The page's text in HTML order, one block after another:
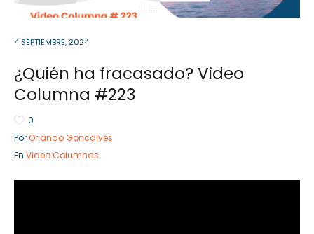
Servicios Servicios
4 SEPTIEMBRE, 2024
¿Quién ha fracasado? Video
Columna #223
0
Por Orlando Goncalves
En Video Columnas